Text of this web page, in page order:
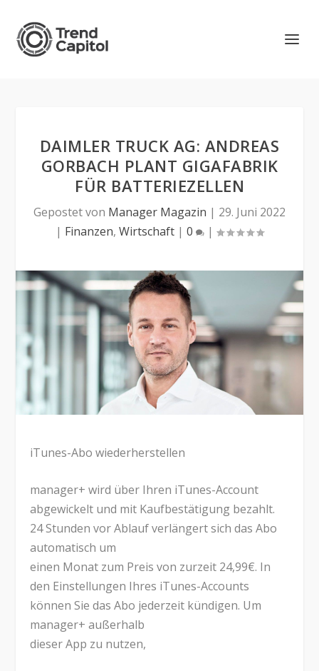
DAIMLER TRUCK AG: ANDREAS
GORBACH PLANT GIGAFABRIK
FÜR BATTERIEZELLEN
Gepostet von Manager Magazin | 29. Juni 2022
| Finanzen, Wirtschaft | 0 |
iTunes-Abo wiederherstellen
manager+ wird über Ihren iTunes-Account
abgewickelt und mit Kaufbestätigung bezahlt.
24 Stunden vor Ablauf verlängert sich das Abo
automatisch um
einen Monat zum Preis von zurzeit 24,99€. In
den Einstellungen Ihres iTunes-Accounts
können Sie das Abo jederzeit kündigen. Um
manager+ außerhalb
dieser App zu nutzen,